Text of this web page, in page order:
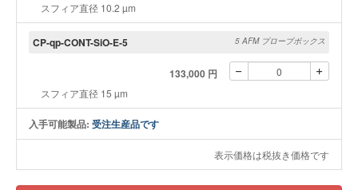
スフィア直径 10.2 µm
CP-qp-CONT-SiO-E-5 5 AFM プローブボックス
133,000 円
スフィア直径 15 µm
入手可能製品: 受注生産品です
表示価格は税抜き価格です